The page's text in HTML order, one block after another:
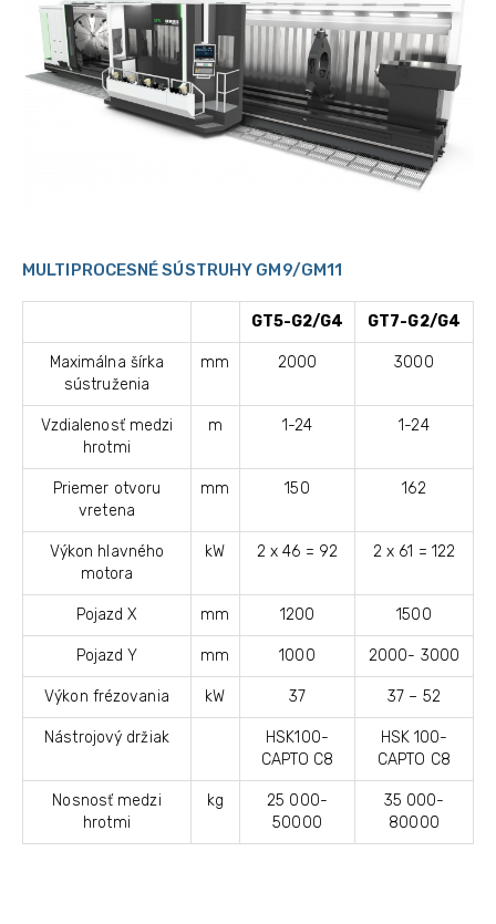
MULTIPROCESNÉ SÚSTRUHY GM9/GM11
GT5-G2/G4 GT7-G2/G4
Maximálna šírka
sústruženia
mm 2000 3000
Vzdialenosť medzi
hrotmi
m 1-24 1-24
Priemer otvoru
vretena
mm 150 162
Výkon hlavného
motora
kW 2 x 46 = 92 2 x 61 = 122
Pojazd X mm 1200 1500
Pojazd Y mm 1000 2000- 3000
Výkon frézovania kW 37 37 – 52
Nástrojový držiak
HSK100-
CAPTO C8
HSK 100-
CAPTO C8
Nosnosť medzi
hrotmi
kg
25 000-
50000
35 000-
80000